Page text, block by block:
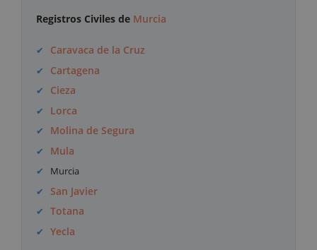
Registros Civiles de Murcia
Caravaca de la Cruz
Cartagena
Cieza
Lorca
Molina de Segura
Mula
Murcia
San Javier
Totana
Yecla